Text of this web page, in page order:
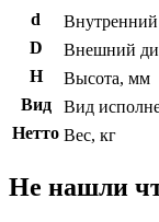
d
D
Внешний
H
Высота, мм
Вид
Вид
Нетто Вес, кг
Не нашли